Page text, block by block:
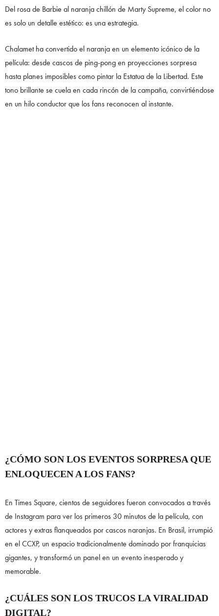
Del rosa de Barbie al naranja chillón de Marty Supreme, el color no
es solo un detalle estético: es una estrategia.
Chalamet ha convertido el naranja en un elemento icónico de la
película: desde cascos de ping-pong en proyecciones sorpresa
hasta planes imposibles como pintar la Estatua de la Libertad. Este
tono brillante se cuela en cada rincón de la campaña, convirtiéndose
en un hilo conductor que los fans reconocen al instante.
¿CÓMO SON LOS EVENTOS SORPRESA QUE
ENLOQUECEN A LOS FANS?
En Times Square, cientos de seguidores fueron convocados a través
de Instagram para ver los primeros 30 minutos de la película, con
actores y extras flanqueados por cascos naranjas. En Brasil, irrumpió
en el CCXP, un espacio tradicionalmente dominado por franquicias
gigantes, y transformó un panel en un evento inesperado y
memorable.
¿CUÁLES SON LOS TRUCOS LA VIRALIDAD
DIGITAL?